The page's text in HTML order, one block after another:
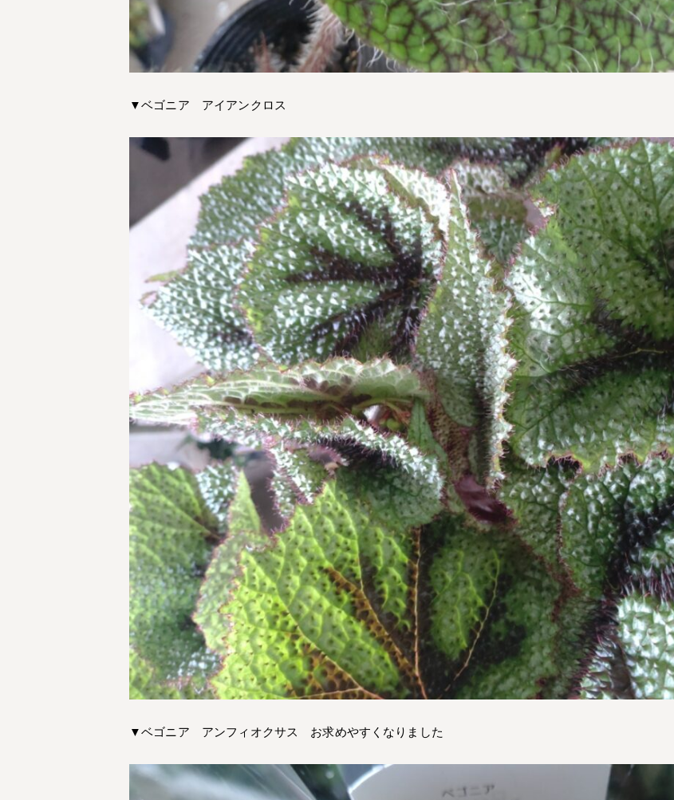
▼ベゴニア アイアンクロス
▼ベゴニア アンフィオクサス お求めやすくなりました